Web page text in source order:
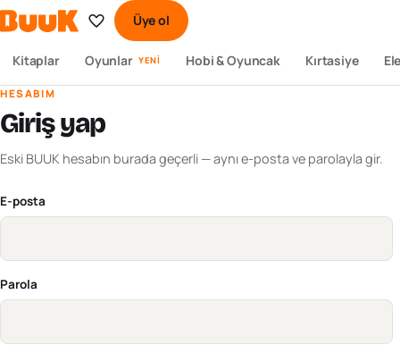
Üye ol
Kitaplar Oyunlar YENI Hobi & Oyuncak Kırtasiye
HESABIM
Giriş yap
Eski BUUK hesabın burada geçerli — aynı e-posta ve parolayla gir.
E-posta
Parola